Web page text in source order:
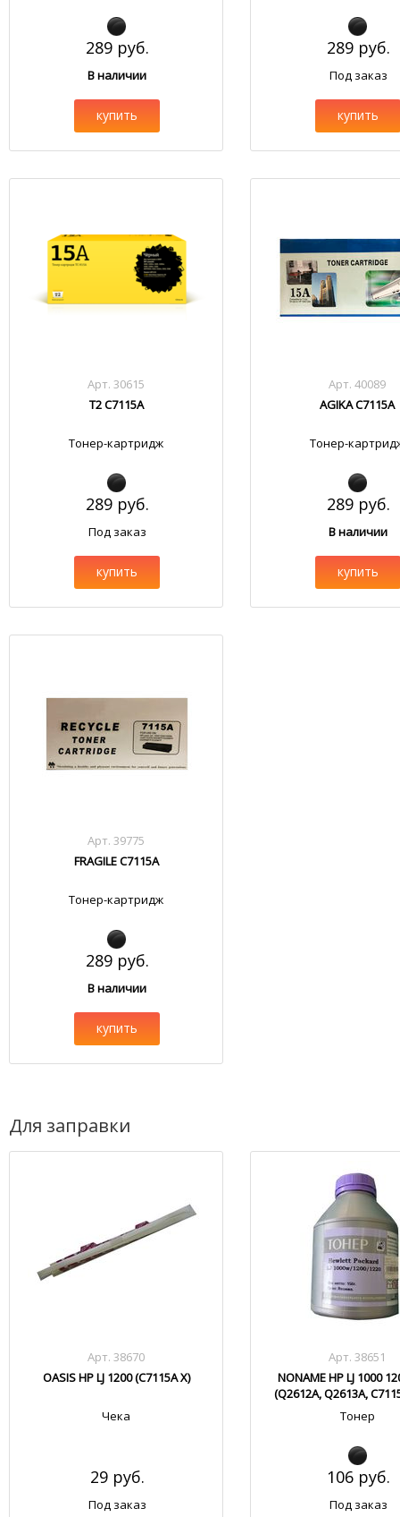
289 руб.
В наличии
купить
289 руб.
Под заказ
купить
Арт. 30615
T2 C7115A
Тонер-картридж
289 руб.
Под заказ
купить
Арт. 40089
AGIKA C7115A
Тонер-
289 руб.
В наличии
купить
Арт. 39775
FRAGILE C7115A
Тонер-картридж
289 руб.
В наличии
купить
Для заправки
Арт. 38670
OASIS HP LJ 1200 (C7115A X)
Чека
29 руб.
Под заказ
Арт. 38651
NONAME HP LJ 1000
(Q2612A, Q2613A,
Тонер
106 руб.
Под заказ